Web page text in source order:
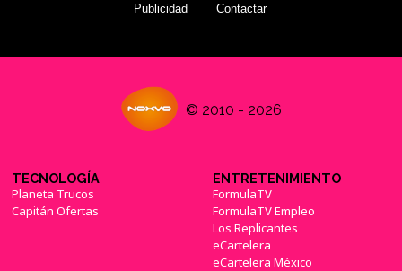
Publicidad Contactar
© 2010 - 2026
TECNOLOGÍA
Planeta Trucos
Capitán Ofertas
ENTRETENIMIENTO
FormulaTV
FormulaTV Empleo
Los Replicantes
eCartelera
eCartelera México